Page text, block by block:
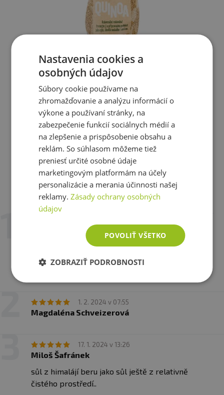
-23,70%
Výpredaj
Country life Quinoa 250 g
2,11 € 1,61 €
Aktuálne nedostupné
Zobraziť všetky produkty v akcii
Recenzie Už hodnotilo 10 zákazníkov
12. 2. 2025 v 18:07
Sylva Rambousková
stopových prvků, s kvalitou jsem spokojená,
1. 2. 2024 v 07:55
Magdaléna Schveizerová
17. 1. 2024 v 13:26
Miloš Šafránek
sůl z himalájí beru jako sůl ještě z relativně
čistého prostředí..
Nastavenia cookies a
osobných údajov
Súbory cookie používame na
zhromažďovanie a analýzu informácií o
výkone a používaní stránky, na
zabezpečenie funkcií sociálnych médií a
na zlepšenie a prispôsobenie obsahu a
reklám. So súhlasom môžeme tiež
preniesť určité osobné údaje
marketingovým platformám na účely
personalizácie a merania účinnosti našej
reklamy.Zásady ochrany osobných
údajov
POVOLIŤ VŠETKO
ZOBRAZIŤ PODROBNOSTI